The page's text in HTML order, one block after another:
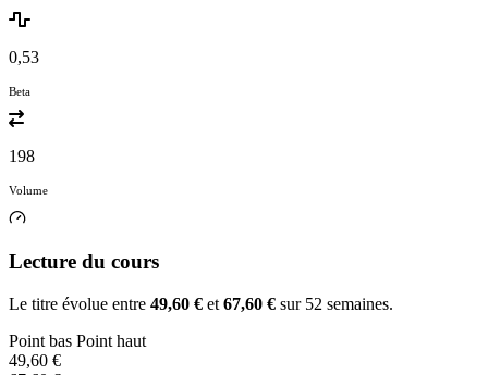
0,53
Beta
198
Volume
Lecture du cours
Le titre évolue entre 49,60 € et 67,60 € sur 52 semaines.
Point bas Point haut
49,60 €